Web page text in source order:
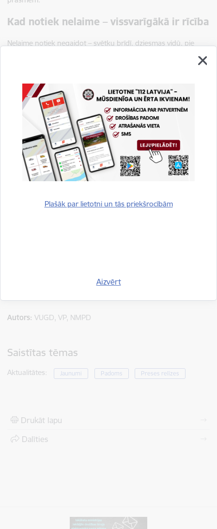
Plašāk par lietotni un tās priekšrocībām
Aizvērt
Kad notiek nelaime – vissvarīgākā ir rīcība
Nelaime notiek negaidot – svētku brīdī, dziesmas vidū, pie
Pirmā palīdzība nav tikai zināšanu kopums – tā ir atbildība par
līdzcilvēkiem. Prasme, kas krīzes brīdī ļauj neapjukt, bet
rīkoties. Un bieži vien arī glābt cilvēka dzīvību. Līdz brīdim, kad
ierodas mediķi, apkārtējie ir vienīgie, kuri var palīdzēt
konkrētajā brīdī. Un katra sekunde ir svarīga. Īpaši kritiskās
situācijās – kad cilvēks zaudējis samaņu, smagi asiņo, ir slīcis
vai guvis plašus ķermeņa apdegumus – gaidīt nedrīkst. Pat ja
nezini, ko un kā darīt, izsauc palīdzību, zvanot uz ārkārtas
norādēm – viņi visu pateiks priekšā, kas jādara.
zaļumos un operatīvajiem dienestiem nevar pateikt savu
Autors: VUGD, VP, NMPD
Saistītas tēmas
Aktualitātes: Jaunumi Padoms Preses relīzes
Drukāt lapu
Dalīties